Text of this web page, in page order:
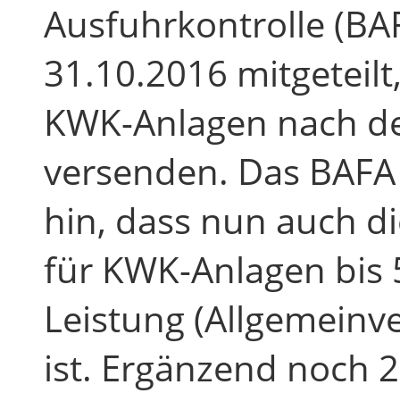
Ausfuhrkontrolle
31.10.2016
KWK-Anlagen nach
versenden. Das
hin, dass nun auch
für KWK-Anlagen
Leistung
ist. Ergänzend noch